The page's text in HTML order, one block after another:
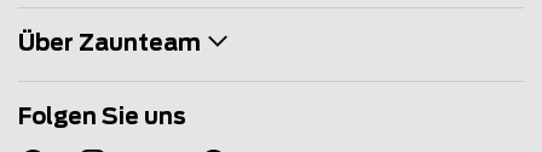
Über Zaunteam
Folgen Sie uns